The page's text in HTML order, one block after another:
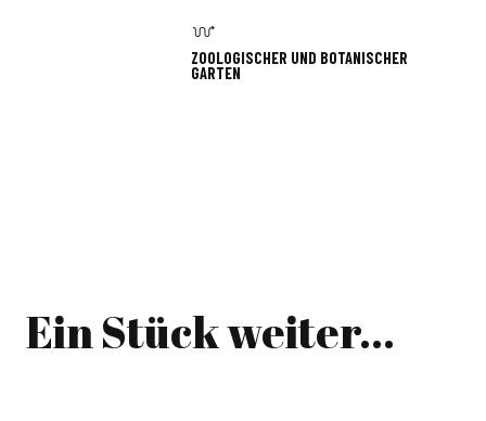
ZOOLOGISCHER UND BOTANISCHER
GARTEN
Ein Stück weiter...